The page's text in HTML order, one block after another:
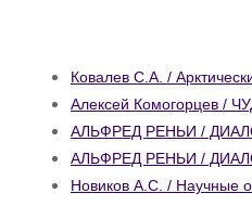
Ковалев С.А. /
Алексей Комогорцев
АЛЬФРЕД РЕНЬИ /
АЛЬФРЕД РЕНЬИ /
Новиков А.С. / Научные